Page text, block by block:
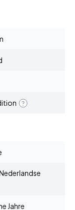
Jahre